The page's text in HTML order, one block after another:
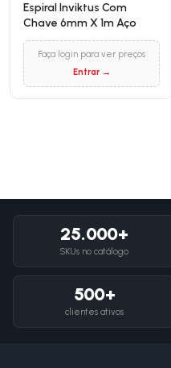
Espiral Inviktus Com
Chave 6mm X 1m Aço
Faça login para ver preços
Entrar →
25.000+
SKUs no catálogo
500+
clientes ativos